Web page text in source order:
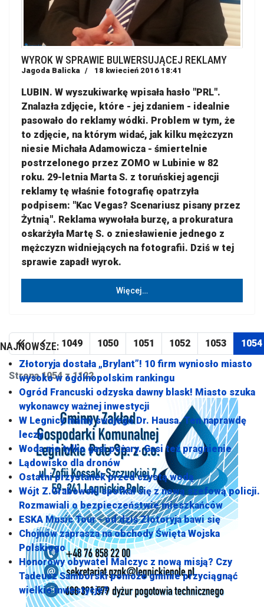
WYROK W SPRAWIE BULWERSUJĄCEJ REKLAMY
Jagoda Balicka 18 kwiecień 2016 18:41
LUBIN. W wyszukiwarkę wpisała hasło "PRL".
Znalazła zdjęcie, które - jej zdaniem - idealnie
pasowało do reklamy wódki. Problem w tym, że
to zdjęcie, na którym widać, jak kilku mężczyzn
niesie Michała Adamowicza - śmiertelnie
postrzelonego przez ZOMO w Lubinie w 82
roku. 29-letnia Marta S. z toruńskiej agencji
reklamy tę właśnie fotografię opatrzyła
podpisem: "Kac Vegas? Scenariusz pisany przez
Żytnią". Reklama wywołała burzę, a prokuratura
oskarżyła Martę S. o zniesławienie jednego z
mężczyzn widniejących na fotografii. Dziś w tej
sprawie zapadł wyrok.
Więcej…
1049 1050 1051 1052 1053 1054
Strona 1054 z 1122
NAJNOWSZE:
Złotoryja dostała „Brylant”! 10 firm wyniosło miasto
wysoko w ogólnopolskim rankingu
Ogród Francuski odzyska dawny blask! Miasto szuka
wykonawcy ważnej inwestycji
W Legnicy mamy swojego Dr. Hausa. Ten naprawdę
leczy
Woda nie tylko gasi pożary. Gasi też pragnienie
Lądowisko dla dronów
Ostatni przystanek przed czystą wodą
Wójt Z.Grabowski spotkał się z nową szefową policji.
Rozmawiali o bezpieczeństwie mieszkańców
ESKA Music Tour - od dziś Złotoryja bawi się
Chojnów zaprasza na obchody Święta Wojska
Polskiego
Honorowy obywatel Malczyc z nową misją? Czy
Tadeusz Samborski pomoże gminie przyciągnąć
wielkie inwestycje?